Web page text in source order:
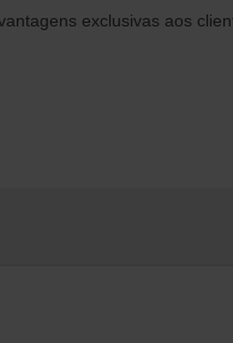
exclusivas aos